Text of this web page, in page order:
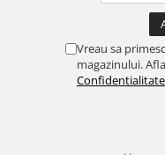
Vreau sa
magazinului.
Confidentialitate